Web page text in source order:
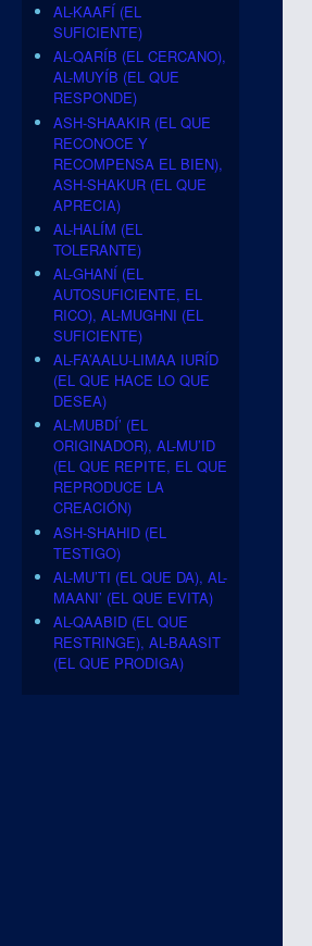
AL-KAAFÍ (EL
SUFICIENTE)
AL-QARÍB (EL CERCANO),
AL-MUYÍB (EL QUE
RESPONDE)
ASH-SHAAKIR (EL QUE
RECONOCE Y
RECOMPENSA EL BIEN),
ASH-SHAKUR (EL QUE
APRECIA)
AL-HALÍM (EL
TOLERANTE)
AL-GHANÍ (EL
AUTOSUFICIENTE, EL
RICO), AL-MUGHNI (EL
SUFICIENTE)
AL-FA’AALU-LIMAA IURÍD
(EL QUE HACE LO QUE
DESEA)
AL-MUBDÍ’ (EL
ORIGINADOR), AL-MU’ID
(EL QUE REPITE, EL QUE
REPRODUCE LA
CREACIÓN)
ASH-SHAHID (EL
TESTIGO)
AL-MU’TI (EL QUE DA), AL-
MAANI’ (EL QUE EVITA)
AL-QAABID (EL QUE
RESTRINGE), AL-BAASIT
(EL QUE PRODIGA)